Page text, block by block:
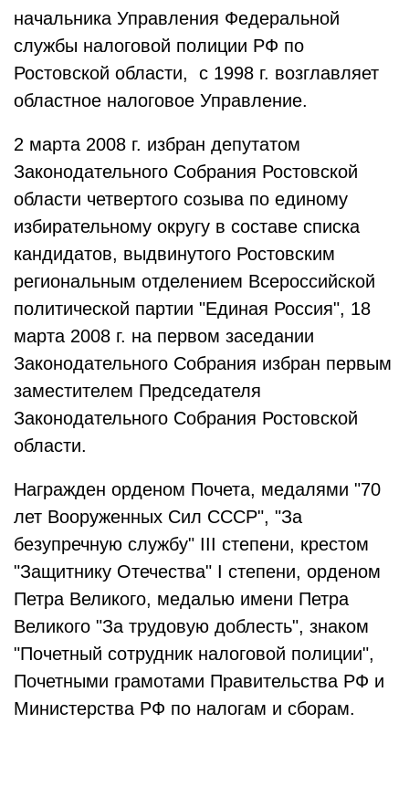
начальника Управления Федеральной
службы налоговой полиции РФ по
Ростовской области, с 1998 г. возглавляет
областное налоговое Управление.
2 марта 2008 г. избран депутатом
Законодательного Собрания Ростовской
области четвертого созыва по единому
избирательному округу в составе списка
кандидатов, выдвинутого Ростовским
региональным отделением Всероссийской
политической партии "Единая Россия", 18
марта 2008 г. на первом заседании
Законодательного Собрания избран первым
заместителем Председателя
Законодательного Собрания Ростовской
области.
Награжден орденом Почета, медалями "70
лет Вооруженных Сил СССР", "За
безупречную службу" III степени, крестом
"Защитнику Отечества" I степени, орденом
Петра Великого, медалью имени Петра
Великого "За трудовую доблесть", знаком
"Почетный сотрудник налоговой полиции",
Почетными грамотами Правительства РФ и
Министерства РФ по налогам и сборам.